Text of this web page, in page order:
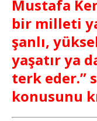
Mustafa
bir milleti
şanlı,
yaşatır ya
terk eder.”
konusunu